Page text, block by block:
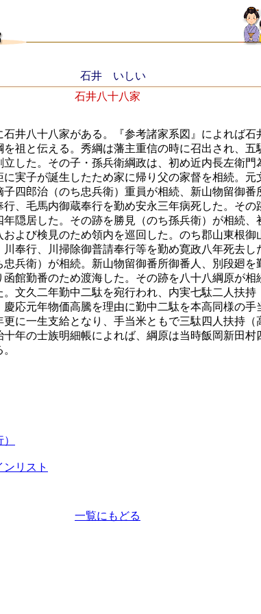
石井 いしい
石井八十八家
井八十八家がある。『参考諸家系図』によれば石
祖と伝える。秀綱は藩主重信の時に召出され、五
した。その子・孫兵衛綱政は、初め近内長左衛門
に実子が誕生したため家に帰り父の家督を相続。元
四郎治（のち忠兵衛）重員が相続、新山物留御番
行、毛馬内御蔵奉行を勤め安永三年病死した。その
年隠居した。その跡を勝見（のち孫兵衛）が相続、
よび検見のため領内を巡回した。のち郡山東根御
川奉行、川掃除御普請奉行等を勤め寛政八年死去し
兵衛）が相続。新山物留御番所御番人、別段廻を
函館勤番のため渡海した。その跡を八十八綱原が相
。文久二年勤中二駄を宛行われ、内実七駄二人扶持
慶応元年物価高騰を理由に勤中二駄を本高同様の手
更に一生支給となり、手当米ともで三駄四人扶持（
年の士族明細帳によれば、綱原は当時飯岡新田村
リスト
一覧にもどる